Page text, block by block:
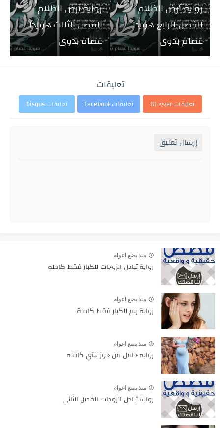
رواية أرض الظلام
الفصل الرابع هويدا
عصام بدوى
رواية أرض الظلام
الفصل الثالث هويدا
عصام بدوى
تعليقات
تعليقات Blogger تعليقات Facebook تعليقات Disqus
إرسال تعليق
منذ بضع اعوام
رواية تبادل الزوجات للكبار فقط كامله
منذ بضع اعوام
رواية ريم للكبار فقط كاملة
منذ بضع اعوام
روايه حامل من جوز بنتي كامله
منذ بضع اعوام
رواية تبادل الزوجات الفصل الثاني